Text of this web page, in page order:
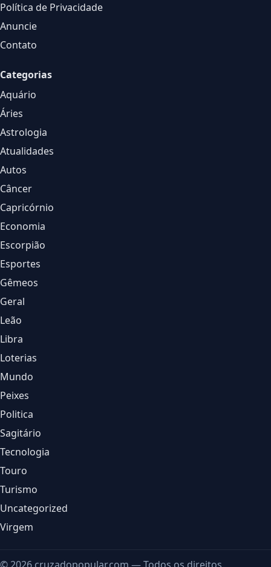
Política de Privacidade
Anuncie
Contato
Categorias
Aquário
Áries
Astrologia
Atualidades
Autos
Câncer
Capricórnio
Economia
Escorpião
Esportes
Gêmeos
Geral
Leão
Libra
Loterias
Mundo
Peixes
Politica
Sagitário
Tecnologia
Touro
Turismo
Uncategorized
Virgem